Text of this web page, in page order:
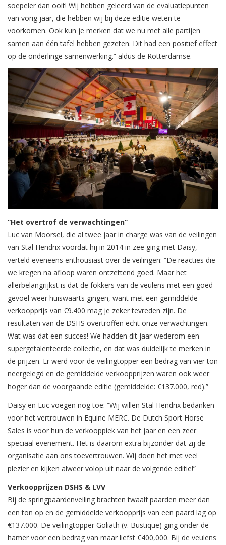
soepeler dan ooit! Wij hebben geleerd van de evaluatiepunten
van vorig jaar, die hebben wij bij deze editie weten te
voorkomen. Ook kun je merken dat we nu met alle partijen
samen aan één tafel hebben gezeten. Dit had een positief effect
op de onderlinge samenwerking.” aldus de Rotterdamse.
“Het overtrof de verwachtingen”
Luc van Moorsel, die al twee jaar in charge was van de veilingen
van Stal Hendrix voordat hij in 2014 in zee ging met Daisy,
verteld eveneens enthousiast over de veilingen: “De reacties die
we kregen na afloop waren ontzettend goed. Maar het
allerbelangrijkst is dat de fokkers van de veulens met een goed
gevoel weer huiswaarts gingen, want met een gemiddelde
verkoopprijs van €9.400 mag je zeker tevreden zijn. De
resultaten van de DSHS overtroffen echt onze verwachtingen.
Wat was dat een succes! We hadden dit jaar wederom een
supergetalenteerde collectie, en dat was duidelijk te merken in
de prijzen. Er werd voor de veilingtopper een bedrag van vier ton
neergelegd en de gemiddelde verkoopprijzen waren ook weer
hoger dan de voorgaande editie (gemiddelde: €137.000, red).”
Daisy en Luc voegen nog toe: “Wij willen Stal Hendrix bedanken
voor het vertrouwen in Equine MERC. De Dutch Sport Horse
Sales is voor hun de verkooppiek van het jaar en een zeer
speciaal evenement. Het is daarom extra bijzonder dat zij de
organisatie aan ons toevertrouwen. Wij doen het met veel
plezier en kijken alweer volop uit naar de volgende editie!”
Verkoopprijzen DSHS & LVV
Bij de springpaardenveiling brachten twaalf paarden meer dan
een ton op en de gemiddelde verkoopprijs van een paard lag op
€137.000. De veilingtopper Goliath (v. Bustique) ging onder de
hamer voor een bedrag van maar liefst €400,000. Bij de veulens